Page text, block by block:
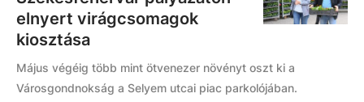
elnyert virágcsomagok
kiosztása
Május végéig több mint ötvenezer növényt oszt ki a
Városgondnokság a Selyem utcai piac parkolójában.